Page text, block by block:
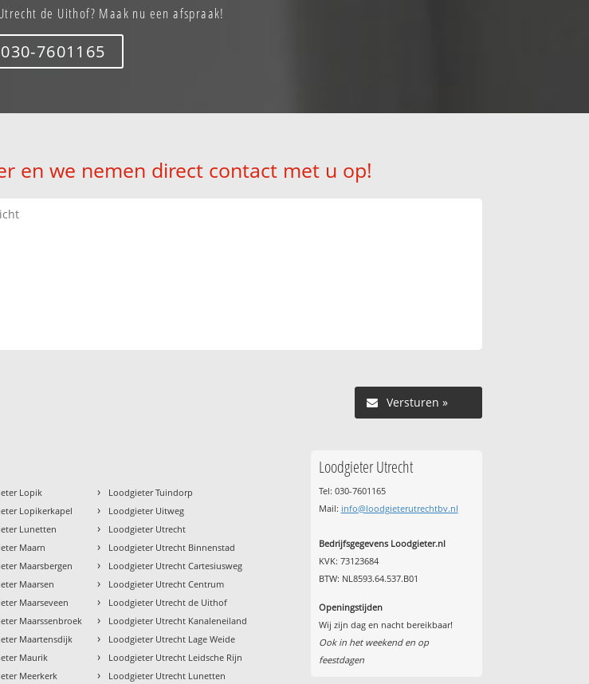
de Uithof? Maak nu een afspraak!
030-7601165
en we nemen direct contact met u op!
Versturen »
Lopik
Lopikerkapel
Lunetten
Maarn
Maarsbergen
Maarsen
Maarseveen
Maarssenbroek
Maartensdijk
Maurik
Meerkerk
› Loodgieter Tuindorp
› Loodgieter Uitweg
› Loodgieter Utrecht
› Loodgieter Utrecht Binnenstad
› Loodgieter Utrecht Cartesiusweg
› Loodgieter Utrecht Centrum
› Loodgieter Utrecht de Uithof
› Loodgieter Utrecht Kanaleneiland
› Loodgieter Utrecht Lage Weide
› Loodgieter Utrecht Leidsche Rijn
› Loodgieter Utrecht Lunetten
Loodgieter Utrecht
Tel: 030-7601165
Mail: info@loodgieterutrechtbv.nl
Bedrijfsgegevens Loodgieter.nl
KVK: 73123684
BTW: NL8593.64.537.B01
Openingstijden
Wij zijn dag en nacht bereikbaar!
Ook in het weekend en op
feestdagen